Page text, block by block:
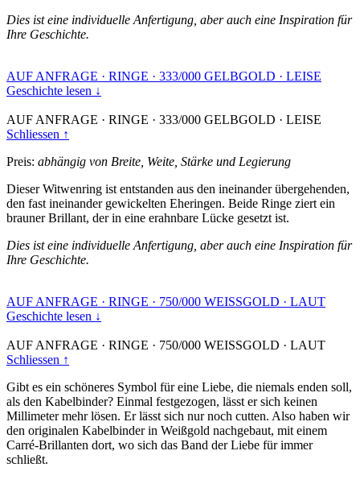
Dies ist eine individuelle Anfertigung, aber auch eine Inspiration für
Ihre Geschichte.
AUF ANFRAGE · RINGE · 333/000 GELBGOLD · LEISE
Geschichte lesen ↓
AUF ANFRAGE · RINGE · 333/000 GELBGOLD · LEISE
Schliessen ↑
Preis: abhängig von Breite, Weite, Stärke und Legierung
Dieser Witwenring ist entstanden aus den ineinander übergehenden,
den fast ineinander gewickelten Eheringen. Beide Ringe ziert ein
brauner Brillant, der in eine erahnbare Lücke gesetzt ist.
Dies ist eine individuelle Anfertigung, aber auch eine Inspiration für
Ihre Geschichte.
AUF ANFRAGE · RINGE · 750/000 WEISSGOLD · LAUT
Geschichte lesen ↓
AUF ANFRAGE · RINGE · 750/000 WEISSGOLD · LAUT
Schliessen ↑
Gibt es ein schöneres Symbol für eine Liebe, die niemals enden soll,
als den Kabelbinder? Einmal festgezogen, lässt er sich keinen
Millimeter mehr lösen. Er lässt sich nur noch cutten. Also haben wir
den originalen Kabelbinder in Weißgold nachgebaut, mit einem
Carré-Brillanten dort, wo sich das Band der Liebe für immer
schließt.